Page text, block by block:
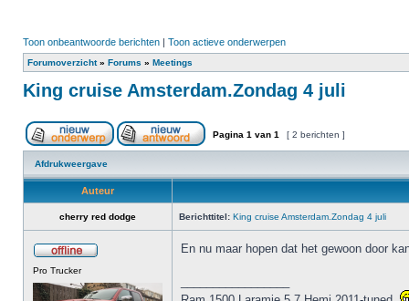
Toon onbeantwoorde berichten | Toon actieve onderwerpen
Forumoverzicht» Forums » Meetings
King cruise Amsterdam.Zondag 4 juli
Pagina 1 van 1 [ 2 berichten ]
Afdrukweergave
Auteur
cherry red dodge Berichttitel: King cruise Amsterdam.Zondag 4 juli
Pro Trucker
En nu maar hopen dat het gewoon door